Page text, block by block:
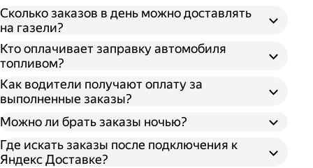
Сколько заказов в день можно доставлять
на газели?
Кто оплачивает заправку автомобиля
топливом?
Как водители получают оплату за
выполненные заказы?
Можно ли брать заказы ночью?
Где искать заказы после подключения к
Яндекс Доставке?